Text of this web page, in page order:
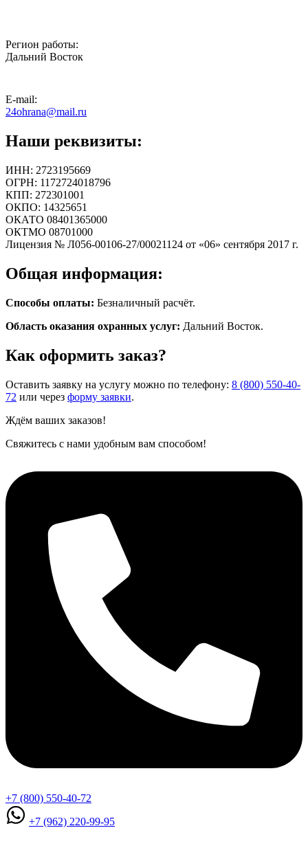
Регион работы:
Дальний Восток
E-mail:
24ohrana@mail.ru
Наши реквизиты:
ИНН: 2723195669
ОГРН: 1172724018796
КПП: 272301001
ОКПО: 14325651
ОКАТО 08401365000
ОКТМО 08701000
Лицензия № Л056-00106-27/00021124 от «06» сентября 2017 г.
Общая информация:
Способы оплаты: Безналичный расчёт.
Область оказания охранных услуг: Дальний Восток.
Как оформить заказ?
Оставить заявку на услугу можно по телефону: 8 (800) 550-40-
72 или через форму заявки.
Ждём ваших заказов!
Свяжитесь с нами удобным вам способом!
+7 (800) 550-40-72
+7 (962) 220-99-95